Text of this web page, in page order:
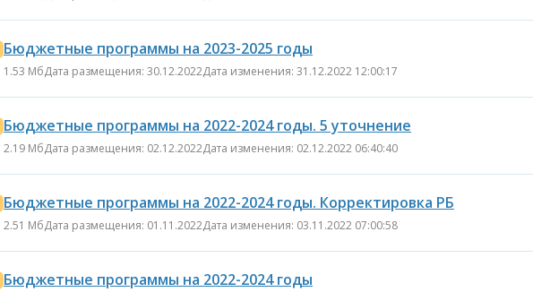
Бюджетные программы на 2023-2025 годы
1.53 МбДата размещения: 30.12.2022Дата изменения: 31.12.2022 12:00:17
Бюджетные программы на 2022-2024 годы. 5 уточнение
2.19 МбДата размещения: 02.12.2022Дата изменения: 02.12.2022 06:40:40
Бюджетные программы на 2022-2024 годы. Корректировка РБ
2.51 МбДата размещения: 01.11.2022Дата изменения: 03.11.2022 07:00:58
Бюджетные программы на 2022-2024 годы